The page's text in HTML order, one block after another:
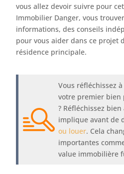
vous allez devoir suivre pour
Immobilier Danger, vous
informations, des conseils
pour vous aider dans ce projet
résidence principale.
Vous réfléchissez à
votre premier bien
? Réfléchissez
implique avant de
ou louer. Cela
importantes
value immobilière